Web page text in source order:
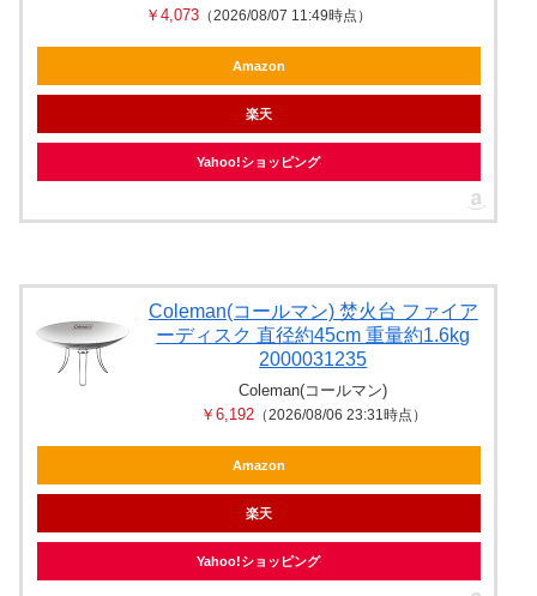
￥4,073 （2026/08/07 11:49時点）
Amazon
楽天
Yahoo!ショッピング
Coleman(コールマン) 焚火台 ファイア
ーディスク 直径約45cm 重量約1.6kg
2000031235
Coleman(コールマン)
￥6,192（2026/08/06 23:31時点）
Amazon
楽天
Yahoo!ショッピング